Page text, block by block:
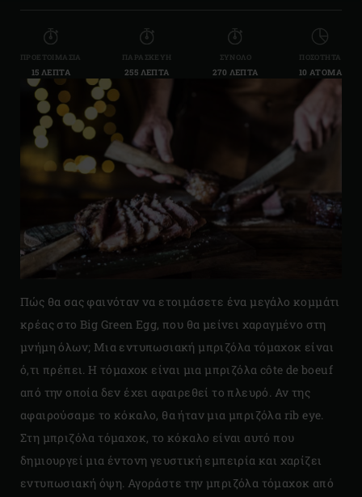
ΠΡΟΕΤΟΙΜΑΣΊΑ
15 ΛΕΠΤΆ
ΠΑΡΑΣΚΕΥΉ
255 ΛΕΠΤΆ
ΣΎΝΟΛΟ
270 ΛΕΠΤΆ
ΠΟΣΌΤΗΤΑ
10 ΆΤΟΜΑ
Πώς θα σας φαινόταν να ετοιμάσετε ένα μεγάλο κομμάτι
κρέας στο Big Green Egg, που θα μείνει χαραγμένο στη
μνήμη όλων; Μια εντυπωσιακή μπριζόλα τόμαχοκ είναι
ό,τι πρέπει. Η τόμαχοκ είναι μια μπριζόλα côte de boeuf
από την οποία δεν έχει αφαιρεθεί το πλευρό. Αν της
αφαιρούσαμε το κόκαλο, θα ήταν μια μπριζόλα rib eye.
Στη μπριζόλα τόμαχοκ, το κόκαλο είναι αυτό που
δημιουργεί μια έντονη γευστική εμπειρία και χαρίζει
εντυπωσιακή όψη. Αγοράστε την μπριζόλα τόμαχοκ από